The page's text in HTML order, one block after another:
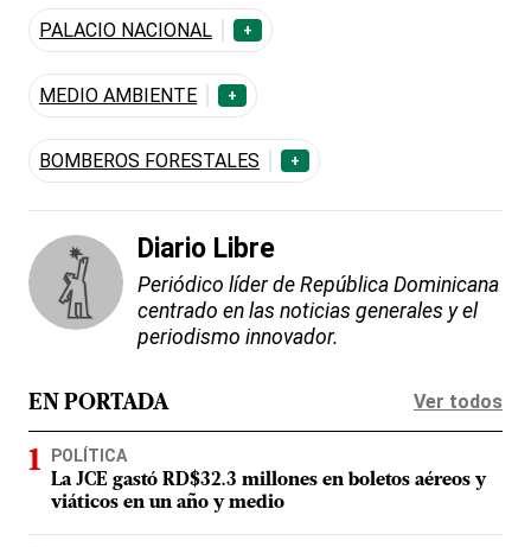
PALACIO NACIONAL +
MEDIO AMBIENTE +
BOMBEROS FORESTALES +
Diario Libre
Periódico líder de República Dominicana
centrado en las noticias generales y el
periodismo innovador.
EN PORTADA Ver todos
POLÍTICA
La JCE gastó RD$32.3 millones en boletos aéreos y
viáticos en un año y medio